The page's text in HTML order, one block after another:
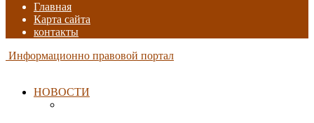
Главная
Карта сайта
контакты
Информационно правовой портал
НОВОСТИ